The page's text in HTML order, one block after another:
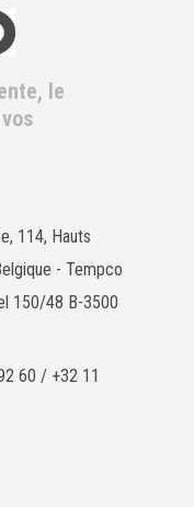
le
114, Hauts
- Tempco
150/48 B-3500
60 / +32 11